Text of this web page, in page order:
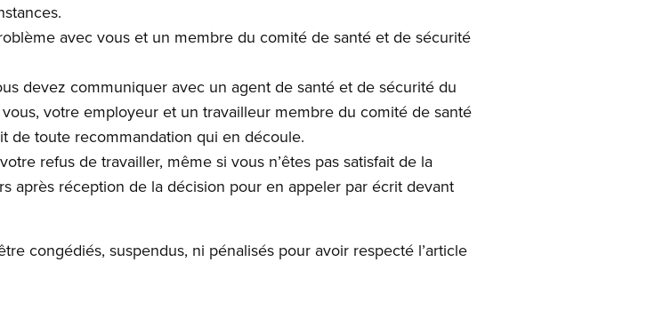
avec vous et un membre du comité de santé et de sécurité
devez communiquer avec un agent de santé et de sécurité du
votre employeur et un travailleur membre du comité de santé
de toute recommandation qui en découle.
refus de travailler, même si vous n’êtes pas satisfait de la
après réception de la décision pour en appeler par écrit devant
congédiés, suspendus, ni pénalisés pour avoir respecté l’article